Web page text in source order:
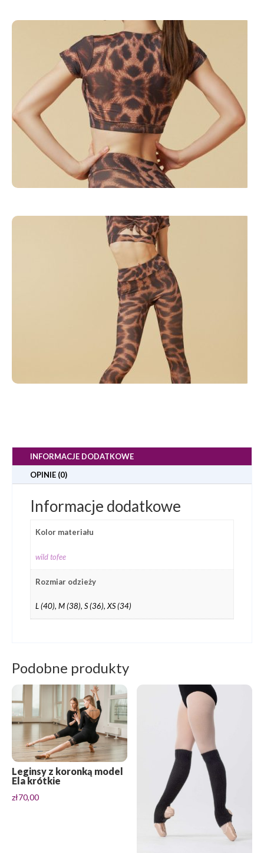
INFORMACJE DODATKOWE
OPINIE (0)
Informacje dodatkowe
Kolor materiału
wild tofee
Rozmiar odzieży
L (40), M (38), S (36), XS (34)
Podobne produkty
Leginsy z koronką model
Ela krótkie
zł70,00